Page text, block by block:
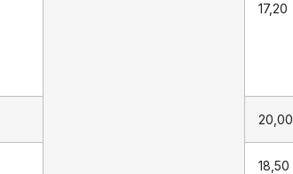
17,20
20,00
18,50